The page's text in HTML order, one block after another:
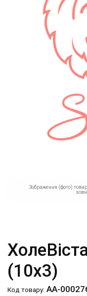
Зображення (фото)
(10х3)
Код товару: АА-